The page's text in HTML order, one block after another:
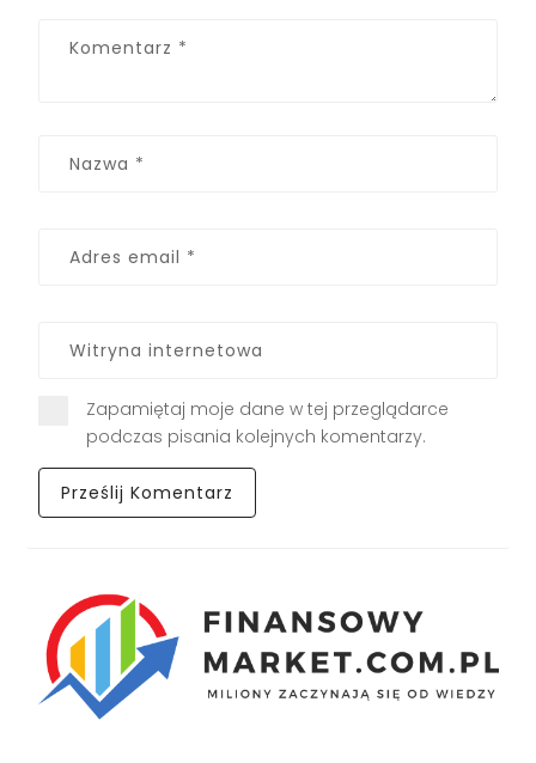
Zapamiętaj moje dane w tej przeglądarce
podczas pisania kolejnych komentarzy.